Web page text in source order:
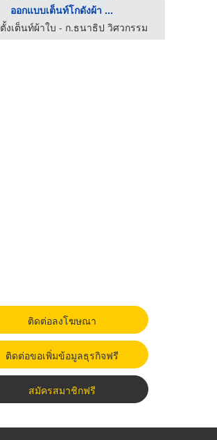
ออกแบบเต็นท์โกดังผ้า ...
งเต็นท์ผ้าใบ - ก.ธนาธิป วิศวกรรม
ติดต่อลงโฆษณา
ติดต่อขอเพิ่มข้อมูลธุรกิจฟรี
สมัครสมาชิกฟรี